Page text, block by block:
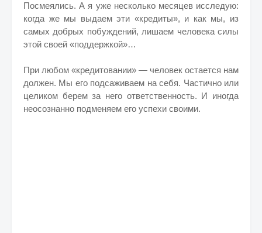
Посмеялись. А я уже несколько месяцев исследую:
когда же мы выдаем эти «кредиты», и как мы, из
самых добрых побуждений, лишаем человека силы
этой своей «поддержкой»…
При любом «кредитовании» — человек остается нам
должен. Мы его подсаживаем на себя. Частично или
целиком берем за него ответственность. И иногда
неосознанно подменяем его успехи своими.